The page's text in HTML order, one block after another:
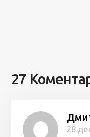
27
28